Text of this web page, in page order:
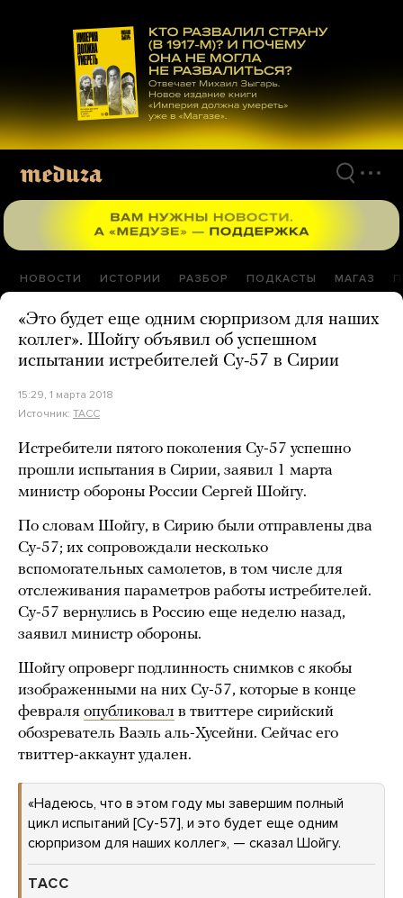
материалам
НОВОСТИ ИСТОРИИ РАЗБОР ПОДКАСТЫ МАГАЗ
«Это будет еще одним сюрпризом для наших
коллег». Шойгу объявил об успешном
испытании истребителей Су-57 в Сирии
15:29, 1 марта 2018
Источник: ТАСС
Истребители пятого поколения Су-57 успешно
прошли испытания в Сирии, заявил 1 марта
министр обороны России Сергей Шойгу.
По словам Шойгу, в Сирию были отправлены два
Су-57; их сопровождали несколько
вспомогательных самолетов, в том числе для
отслеживания параметров работы истребителей.
Су-57 вернулись в Россию еще неделю назад,
заявил министр обороны.
Шойгу опроверг подлинность снимков с якобы
изображенными на них Су-57, которые в конце
февраля опубликовал в твиттере сирийский
обозреватель Ваэль аль-Хусейни. Сейчас его
твиттер-аккаунт удален.
«Надеюсь, что в этом году мы завершим полный
цикл испытаний [Су-57], и это будет еще одним
сюрпризом для наших коллег», — сказал Шойгу.
ТАСС